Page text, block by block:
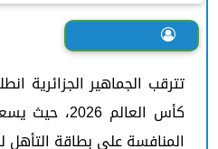
تترقب الجماهير الجزائرية
كأس
المنافسة على بطاقة التأهل